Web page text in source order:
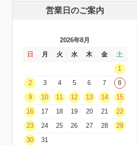
営業日のご案内
2026年8月
日
月 火 水 木 金
土
1
2
3 4 5 6 7
8
9
10 11 12 13 14
15
16
17 18 19 20 21
22
23
24 25 26 27 28
29
30
31